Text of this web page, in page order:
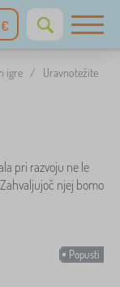
igre /
Uravnotežite
pri razvoju ne le
njej bomo
Popusti